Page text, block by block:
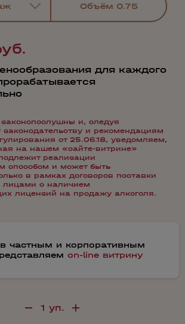
Объём 0.75
для каждого
и, следуя
и рекомендациям
от 25.06.18, уведомляем,
на нашем «сайте-витрине»
реализации
способом и может быть
в рамках договоров поставки
лицами с наличием
лицензий на продажу алкоголя.
частным и корпоративным
on-line витрину